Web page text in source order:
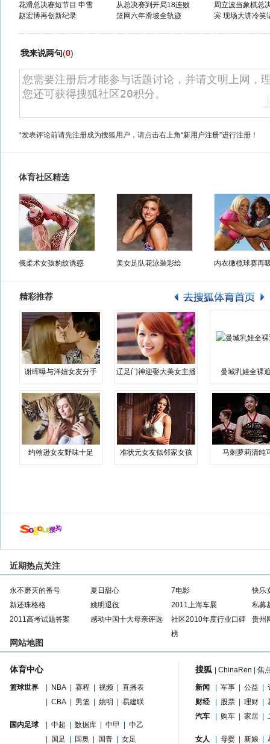
花滑总决赛短节目 申雪
赵宏博再创新纪录
从总决赛到开局18连败
篮网六年滑坡全轨迹
周立波当象棋总
宾 现场大讲冷笑
我来说两句(0)
*发表评论前请先注册成为搜狐用户，请点击右上角“新用户注册”进行注册！
体育社区精选
俄柔术女孩豹纹诱惑 美女足队花泳装彩绘 内衣橄榄球赛再
精彩推荐
谢晖曝与洋妞女友分手 辽足门神迎娶大美女主播 曼城乳娃全裸
约翰逊女友野味十足 准状元女友似邻家女孩 马刺萝莉清纯
近期热点关注
永不磨灭的番号 夏日甜心 7电影
快乐
新还珠格格
姚明退役 2011上海车展
私募
2011高考试题答案
感动中国十大母亲评选
社区2010年度行业口碑
榜
贵州
网站地图
体育中心
篮球世界 NBA 赛程 视频
直播表
CBA 男篮 姚明 易建联
国内足球 中超 数据库 中甲
中乙
国足 国奥 国青 女足
搜狐 ChinaRen 焦
新闻 军事 公益
财经
股票 理财
汽车
购车 家居
女人 母婴 新娘